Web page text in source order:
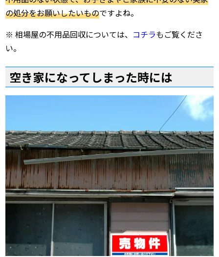
の処分をお願いしたいものですよね。
※ 相場屋の不用品回収については、 コチラもご覧くださ
い。
空き家になってしまった時には